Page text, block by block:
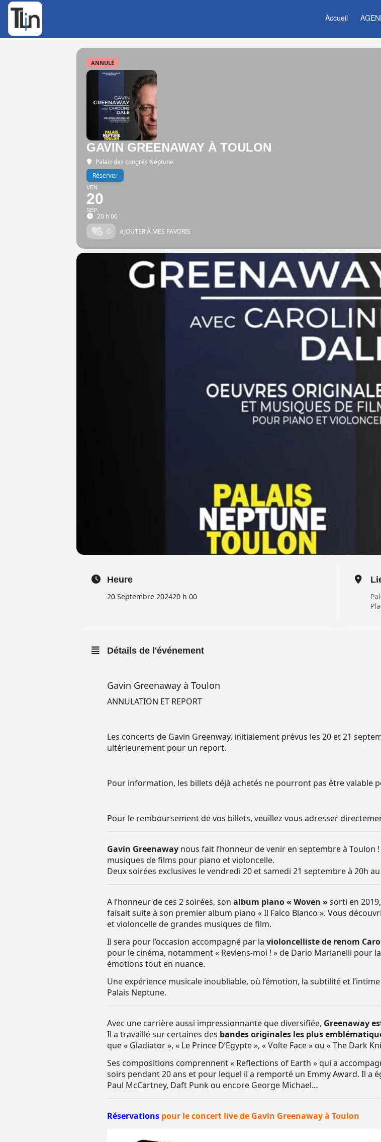
Accueil
Rechercher
ANNULÉ
GAVIN GREENAWAY À TOULON
Palais des congrès Neptune
Réserver
VEN
20
SEP
20 h 00
0
AJOUTER À MES FAVORIS
Heure
20 Septembre 202420 h 00
Détails de l'événement
Gavin Greenaway à Toulon
ANNULATION ET REPORT
Les concerts de Gavin Greenway, initialement prévus les 20 et 21
ultérieurement pour un report.
Pour information, les billets déjà achetés ne pourront pas être valable
Pour le remboursement de vos billets, veuillez vous adresser
Gavin Greenaway nous fait l’honneur de venir en septembre à
musiques de films pour piano et violoncelle.
Deux soirées exclusives le vendredi 20 et samedi 21 septembre à 20h au
A l’honneur de ces 2 soirées, son album piano « Woven » sorti en
faisait suite à son premier album piano « Il Falco Bianco ». Vous
et violoncelle de grandes musiques de film.
Il sera pour l’occasion accompagné par la violoncelliste de renom
pour le cinéma, notamment « Reviens-moi ! » de Dario Marianelli pour
émotions tout en nuance.
Une expérience musicale inoubliable, où l’émotion, la subtilité et
Palais Neptune.
Avec une carrière aussi impressionnante que diversifiée, Greenaway
Il a travaillé sur certaines des bandes originales les plus
que « Gladiator », « Le Prince D’Egypte », « Volte Face » ou « The Dark
Ses compositions comprennent « Reflections of Earth » qui a
soirs pendant 20 ans et pour lequel il a remporté un Emmy Award. Il a
Paul McCartney, Daft Punk ou encore George Michael…
Réservations pour le concert live de Gavin Greenaway à Toulon